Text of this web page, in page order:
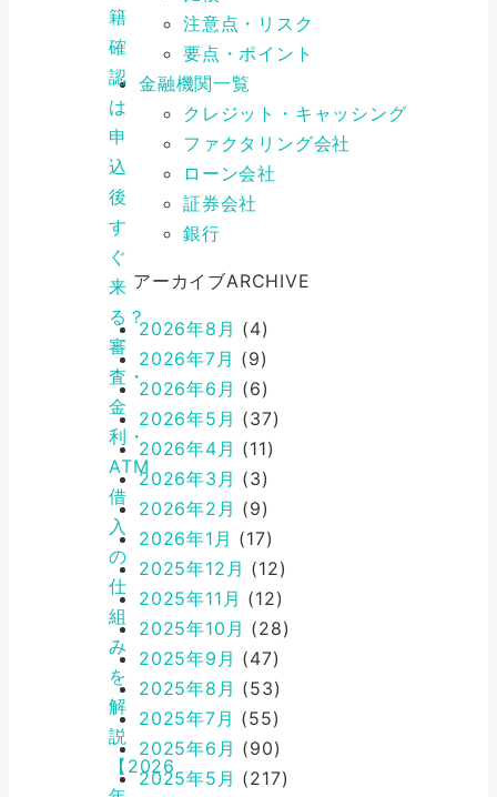
籍
確
認
は
申
込
後
す
ぐ
来
る？
審
査・
金
利・
ATM
借
入
の
仕
組
み
を
解
説
【2026
注意点・リスク
要点・ポイント
金融機関一覧
クレジット・キャッシング
ファクタリング会社
ローン会社
証券会社
銀行
アーカイブARCHIVE
2026年8月 (4)
2026年7月 (9)
2026年6月 (6)
2026年5月 (37)
2026年4月 (11)
2026年3月 (3)
2026年2月 (9)
2026年1月 (17)
2025年12月 (12)
2025年11月 (12)
2025年10月 (28)
2025年9月 (47)
2025年8月 (53)
2025年7月 (55)
2025年6月 (90)
2025年5月 (217)